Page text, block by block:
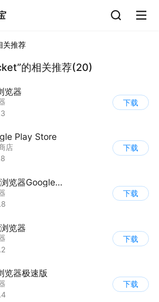
关推荐
的相关推荐(20)
览器
下载
Play Store
店
下载
谷歌浏览器Google Chrome
下载
览器
下载
览器极速版
下载